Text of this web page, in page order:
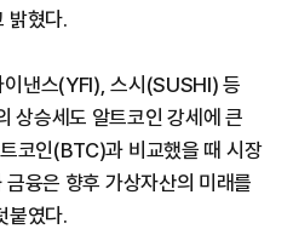
밝혔다.
낸스(YFI), 스시(SUSHI) 등
상승세도 알트코인 강세에 큰
코인(BTC)과 비교했을 때 시장
융은 향후 가상자산의 미래를
붙였다.